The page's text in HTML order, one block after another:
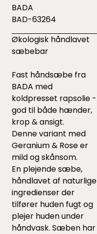
BADA
BAD-63264
Økologisk håndlavet
sæbebar
Fast håndsæbe fra
BADA med
koldpresset rapsolie -
god til både hænder,
krop & ansigt.
Denne variant med
Geranium & Rose er
mild og skånsom.
En plejende sæbe,
håndlavet af naturlige
ingredienser der
tilfører huden fugt og
plejer huden under
håndvask. Sæben har